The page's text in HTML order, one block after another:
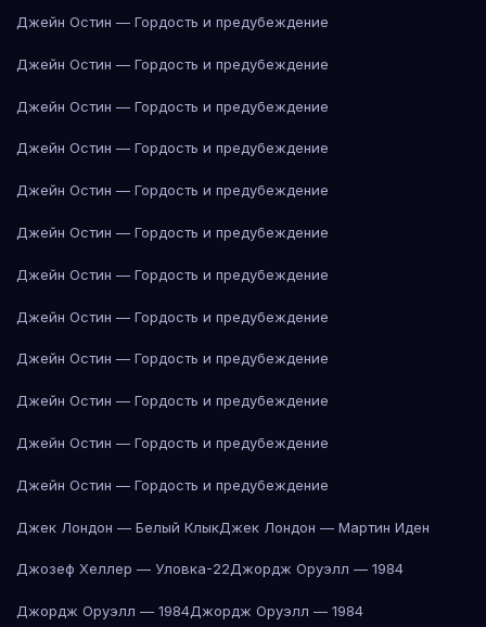
Джейн Остин — Гордость и предубеждение
Джейн Остин — Гордость и предубеждение
Джейн Остин — Гордость и предубеждение
Джейн Остин — Гордость и предубеждение
Джейн Остин — Гордость и предубеждение
Джейн Остин — Гордость и предубеждение
Джейн Остин — Гордость и предубеждение
Джейн Остин — Гордость и предубеждение
Джейн Остин — Гордость и предубеждение
Джейн Остин — Гордость и предубеждение
Джейн Остин — Гордость и предубеждение
Джейн Остин — Гордость и предубеждение
Джек Лондон — Белый КлыкДжек Лондон — Мартин Иден
Джозеф Хеллер — Уловка-22Джордж Оруэлл — 1984
Джордж Оруэлл — 1984Джордж Оруэлл — 1984